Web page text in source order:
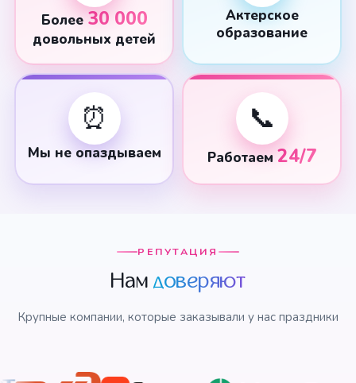
Более30 000
довольных детей
Актерское
образование
⏰
Мы не опаздываем
📞
Работаем 24/7
РЕПУТАЦИЯ
Намдоверяют
Крупные компании, которые заказывали у нас праздники